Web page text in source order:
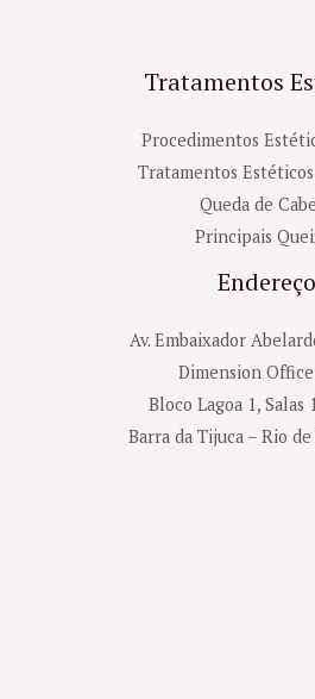
Tratamentos
Procedimentos
Tratamentos
Queda de
Principais
Endereço
Av. Embaixador
Dimension
Bloco Lagoa 1, Salas
Barra da Tijuca – Rio